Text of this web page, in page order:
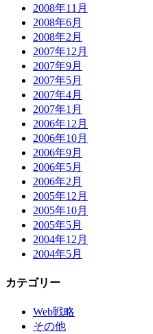
2008年11月
2008年6月
2008年2月
2007年12月
2007年9月
2007年5月
2007年4月
2007年1月
2006年12月
2006年10月
2006年9月
2006年5月
2006年2月
2005年12月
2005年10月
2005年5月
2004年12月
2004年5月
カテゴリー
Web戦略
その他